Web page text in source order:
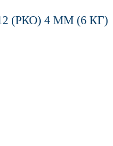
(РКО) 4 ММ (6 КГ)